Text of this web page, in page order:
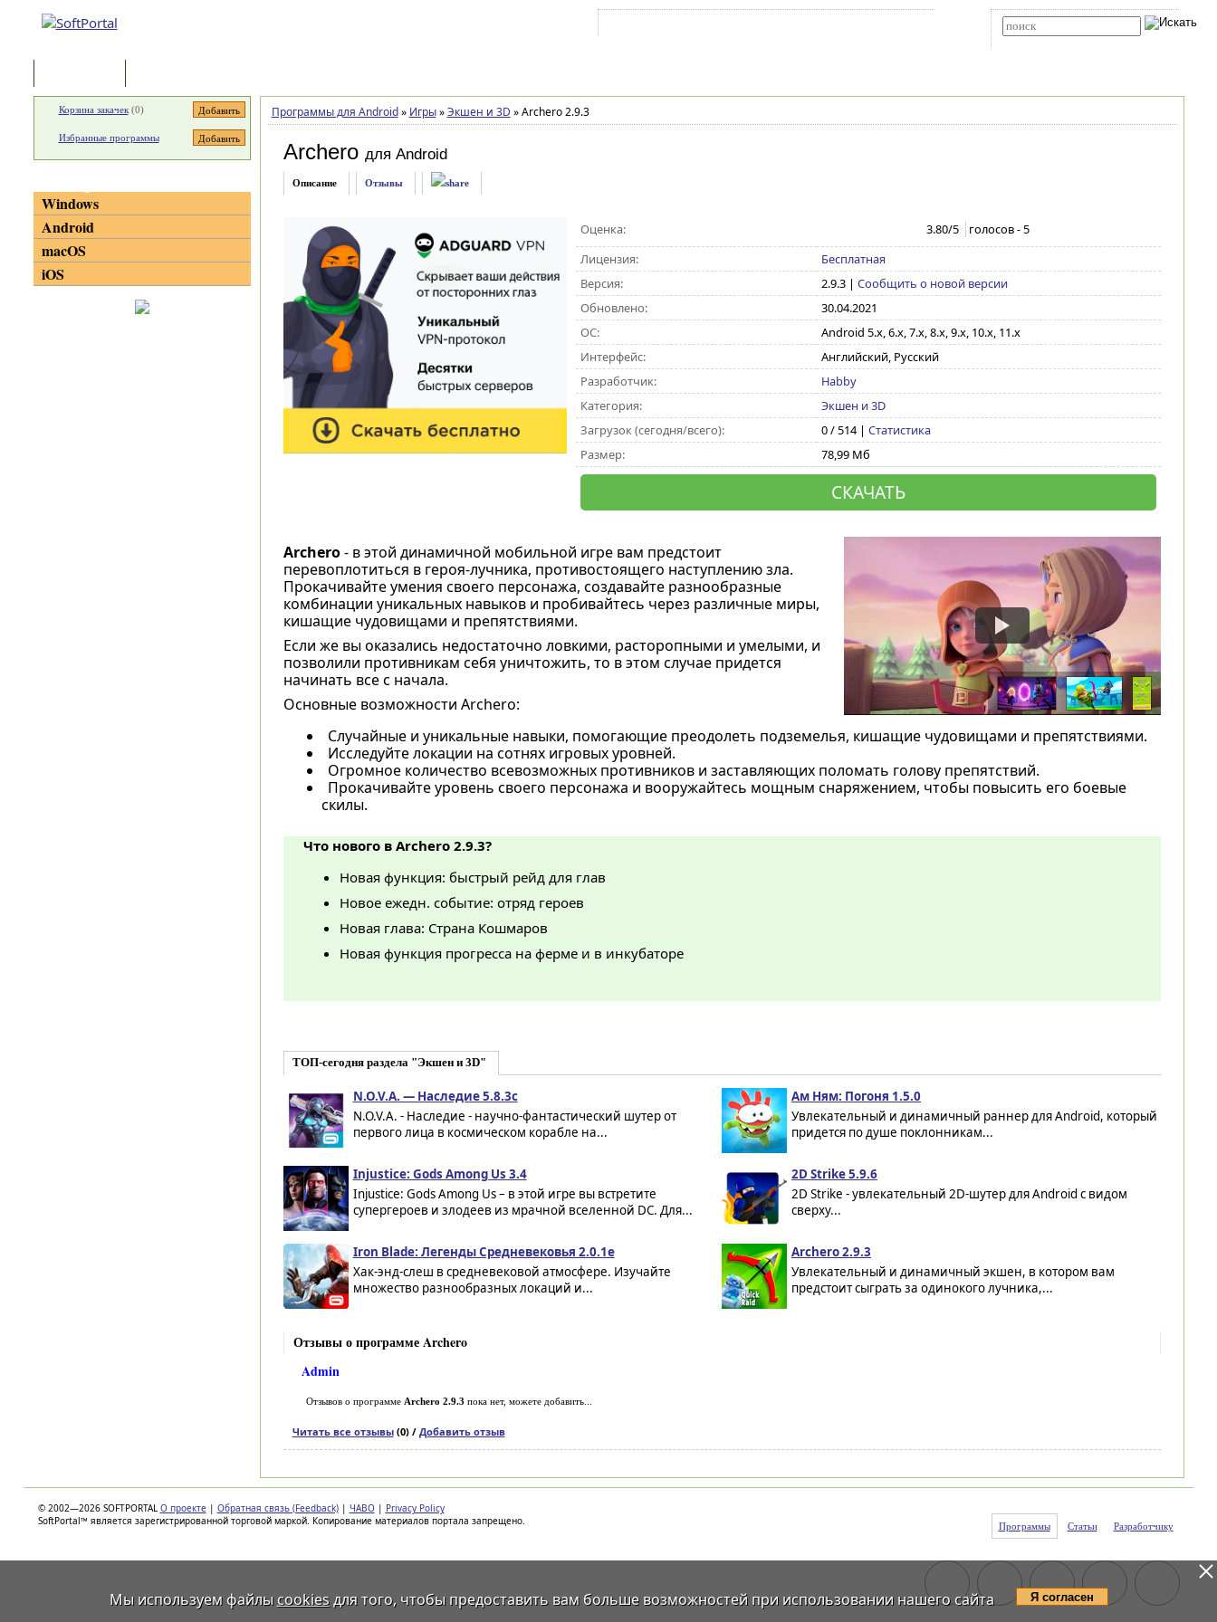
Программы для Android » Игры » Экшен и 3D »Archero 2.9.3
Archero для Android
Описание Отзывы
Оценка: 3.80/5 голосов -5
Лицензия:
Бесплатная
Версия:
2.9.3| Сообщить о новой версии
Обновлено:
30.04.2021
ОС:
Android 5.x, 6.x, 7.x, 8.x, 9.x, 10.x, 11.x
Интерфейс:
Английский, Русский
Разработчик:
Habby
Категория:
Экшен и 3D
Загрузок (сегодня/всего):
0 / 514 | Статистика
Размер:
78,99 Мб
СКАЧАТЬ
Archero- в этой динамичной мобильной игре вам предстоит
перевоплотиться в героя-лучника, противостоящего наступлению зла.
Прокачивайте умения своего персонажа, создавайте разнообразные
комбинации уникальных навыков и пробивайтесь через различные миры,
кишащие чудовищами и препятствиями.
Если же вы оказались недостаточно ловкими, расторопными и умелыми, и
позволили противникам себя уничтожить, то в этом случае придется
начинать все с начала.
Основные возможности Archero:
Случайные и уникальные навыки, помогающие преодолеть подземелья, кишащие чудовищами и препятствиями.
Исследуйте локации на сотнях игровых уровней.
Огромное количество всевозможных противников и заставляющих поломать голову препятствий.
Прокачивайте уровень своего персонажа и вооружайтесь мощным снаряжением, чтобы повысить его боевые
скилы.
Что нового в Archero 2.9.3?
Новая функция: быстрый рейд для глав
Новое ежедн. событие: отряд героев
Новая глава: Страна Кошмаров
Новая функция прогресса на ферме и в инкубаторе
ТОП-сегодня раздела "Экшен и 3D"
N.O.V.A. — Наследие 5.8.3c
N.O.V.A. - Наследие - научно-фантастический шутер от
первого лица в космическом корабле на...
Ам Ням: Погоня 1.5.0
Увлекательный и динамичный раннер для Android, который
придется по душе поклонникам...
Injustice: Gods Among Us 3.4
Injustice: Gods Among Us – в этой игре вы встретите
супергероев и злодеев из мрачной вселенной DC. Для...
2D Strike 5.9.6
2D Strike - увлекательный 2D-шутер для Android с видом
сверху...
Iron Blade: Легенды Средневековья 2.0.1e
Хак-энд-слеш в средневековой атмосфере. Изучайте
множество разнообразных локаций и...
Archero 2.9.3
Увлекательный и динамичный экшен, в котором вам
предстоит сыграть за одинокого лучника,...
Отзывы о программе Archero
Admin
Отзывов о программе Archero 2.9.3 пока нет, можете добавить...
Читать все отзывы(0) / Добавить отзыв
Корзина закачек(0)
Избранные программы
Windows
Android
macOS
iOS
© 2002—2026 SOFTPORTAL О проекте | Обратная связь (Feedback) | ЧАВО | Privacy Policy
SoftPortal™ является зарегистрированной торговой маркой. Копирование материалов портала запрещено.
Программы Статьи Разработчику
Мы используем файлы cookiesдля того, чтобы предоставить вам больше возможностей при использовании нашего сайта